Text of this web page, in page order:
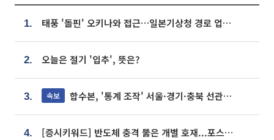
1. 태풍 '돌핀' 오키나와 접근…일본기상청 경로 업데이트
2. 오늘은 절기 '입추', 뜻은?
3. 속보 합수본, '통계 조작' 서울·경기·충북 선관위 등 추가 압수수색
4. [증시키워드] 반도체 충격 뚫은 개별 호재...포스코퓨처엠·에코프로·한화솔루션 '눈길'